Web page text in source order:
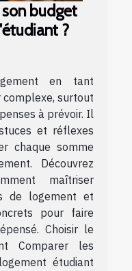
budget
?
en tant
complexe, surtout
à prévoir. Il
et réflexes
chaque somme
Découvrez
maîtriser
de logement et
pour faire
Choisir le
Comparer les
étudiant